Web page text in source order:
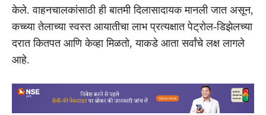
केले. वाहनचालकांसाठी ही बातमी दिलासादायक मानली जात असून,
कच्च्या तेलाच्या स्वस्त आयातीचा लाभ प्रत्यक्षात पेट्रोल-डिझेलच्या
दरात कितपत आणि केव्हा मिळतो, याकडे आता सर्वांचे लक्ष लागले
आहे.